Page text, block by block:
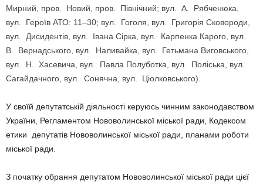
Мирний, пров. Новий, пров. Північний; вул. А. Рябченюка,
вул. Героїв АТО: 11–30; вул. Гоголя, вул. Григорія Сковороди,
вул. Дисидентів, вул. Івана Сірка, вул. Карпенка Карого, вул.
В. Вернадського, вул. Наливайка, вул. Гетьмана Виговського,
вул. Н. Хасевича, вул. Павла Полуботка, вул. Поліська, вул.
Сагайдачного, вул. Сонячна, вул. Ціолковського).
У своїй депутатській діяльності керуюсь чинним законодавством
України, Регламентом Нововолинської міської ради, Кодексом
етики депутатів Нововолинської міської ради, планами роботи
міської ради.
З початку обрання депутатом Нововолинської міської ради цієї